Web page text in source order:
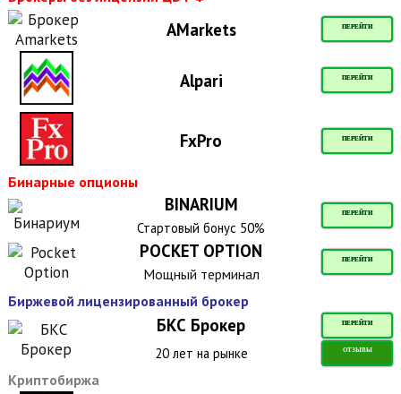
AMarkets ПЕРЕЙТИ
Alpari ПЕРЕЙТИ
FxPro ПЕРЕЙТИ
Бинарные опционы
BINARIUM ПЕРЕЙТИ
Стартовый бонус 50%
POCKET OPTION ПЕРЕЙТИ
Мощный терминал
Биржевой лицензированный брокер
БКС Брокер ПЕРЕЙТИ
20 лет на рынке ОТЗЫВЫ
Криптобиржа